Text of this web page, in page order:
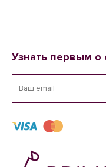
Узнать первым о